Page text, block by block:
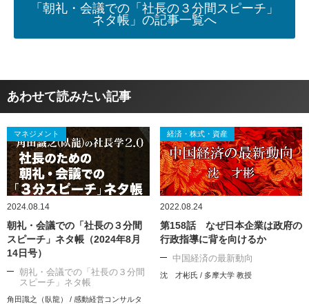
「朝礼・会議での「社長の３分間スピーチ」
ネタ帳」の記事一覧へ
あわせて読みたい記事
マネジメント
2024.08.14
朝礼・会議での「社長の３分間
スピーチ」ネタ帳（2024年8月
14日号）
朝礼・会議での「社長の３分間
スピーチ」ネタ帳
角田識之（臥龍） / 感動経営コンサルタ
経済・株式・資産
2022.08.24
第158話 なぜ日本企業は政府の
行政指導に背を向けるか
中国経済の最新動向
沈 才彬氏 / 多摩大学 教授